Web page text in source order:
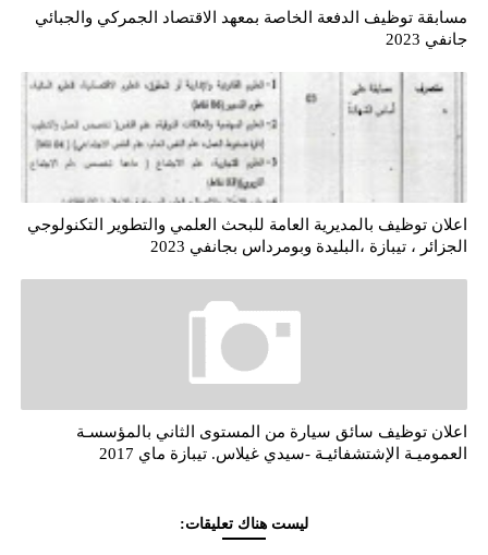
مسابقة توظيف الدفعة الخاصة بمعهد الاقتصاد الجمركي والجبائي
جانفي 2023
اعلان توظيف بالمديرية العامة للبحث العلمي والتطوير التكنولوجي
الجزائر ، تيبازة ،البليدة وبومرداس بجانفي 2023
اعلان توظيف سائق سيارة من المستوى الثاني بالمؤسسـة
العموميـة الإشتشفائيـة -سيدي غيلاس. تيبازة ماي 2017
ليست هناك تعليقات: